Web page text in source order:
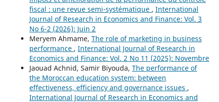
fiscal : une revue semi-systématique , International
Journal of Research in Economics and Finance: Vol. 3
No 6-2 (2026): Juin 2
Meryem Ahmame, The role of marketing in business
performance , International Journal of Research in
Economics and Finance: Vol. 2 No 11 (2025): Novembre
Jaouad Achnid, Samir Biyouda, The performance of
the Moroccan education system: between
effectiveness, efficiency and governance issues ,
International Journal of Research in Economics and